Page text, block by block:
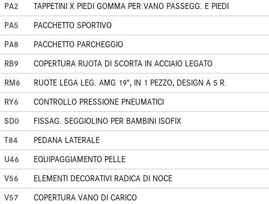
PA2
TAPPETINI X PIEDI GOMMA PER VANO PASSEGG. E PIEDI
PA5
PACCHETTO SPORTIVO
PA8
PACCHETTO PARCHEGGIO
RB9
COPERTURA RUOTA DI SCORTA IN ACCIAIO LEGATO
RM6
RUOTE LEGA LEG. AMG 19", IN 1 PEZZO, DESIGN A 5 R.
RY6
CONTROLLO PRESSIONE PNEUMATICI
SD0
FISSAG. SEGGIOLINO PER BAMBINI ISOFIX
T84
PEDANA LATERALE
U46
EQUIPAGGIAMENTO PELLE
V56
ELEMENTI DECORATIVI RADICA DI NOCE
V57
COPERTURA VANO DI CARICO